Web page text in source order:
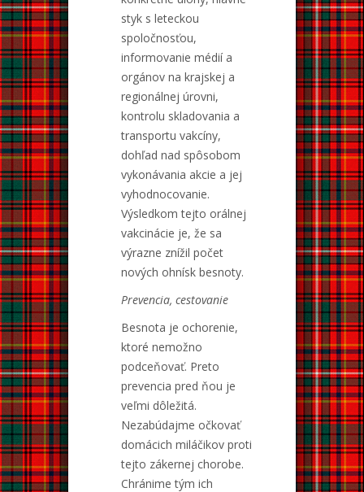
styk s leteckou
spoločnosťou,
informovanie médií a
orgánov na krajskej a
regionálnej úrovni,
kontrolu skladovania a
transportu vakcíny,
dohľad nad spôsobom
vykonávania akcie a jej
vyhodnocovanie.
Výsledkom tejto orálnej
vakcinácie je, že sa
výrazne znížil počet
nových ohnísk besnoty.
Prevencia, cestovanie
Besnota je ochorenie,
ktoré nemožno
podceňovať. Preto
prevencia pred ňou je
veľmi dôležitá.
Nezabúdajme očkovať
domácich miláčikov proti
tejto zákernej chorobe.
Chránime tým ich